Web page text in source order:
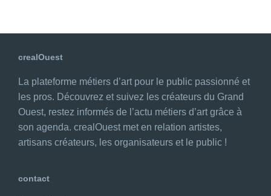
crealOuest
La plateforme métiers d’art pour le public passionné et
les pros. Découvrez et suivez les créateurs du Grand
Ouest, restez informés de l’actu métiers d’art grâce à
son agenda. crealOuest met en relation artistes,
artisans créateurs, les organisateurs et le public !
contact